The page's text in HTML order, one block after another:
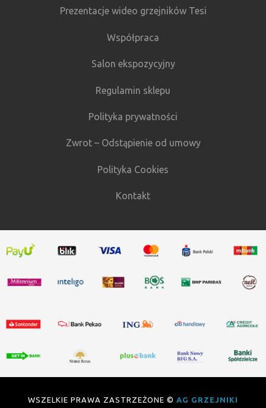
Prezentacje wideo grzejników Tesi
Współpraca
Salon ekspozycyjny
Regulamin sklepu
Polityka prywatności
Zwrot – Odstąpienie od umowy
Polityka Cookies
Kontakt
WSZELKIE PRAWA ZASTRZEŻONE © AG GRZEJNIKI